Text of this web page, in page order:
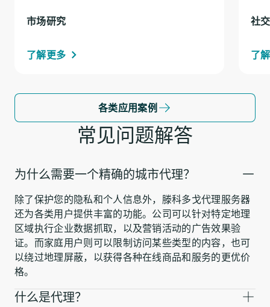
市场研究
了解更多
社
了
各类应用案例
常见问题解答
为什么需要一个精确的城市代理？
除了保护您的隐私和个人信息外，滕科多戈代理服务器
还为各类用户提供丰富的功能。公司可以针对特定地理
区域执行企业数据抓取，以及营销活动的广告效果验
证。而家庭用户则可以限制访问某些类型的内容，也可
以绕过地理屏蔽，以获得各种在线商品和服务的更优价
格。
什么是代理？